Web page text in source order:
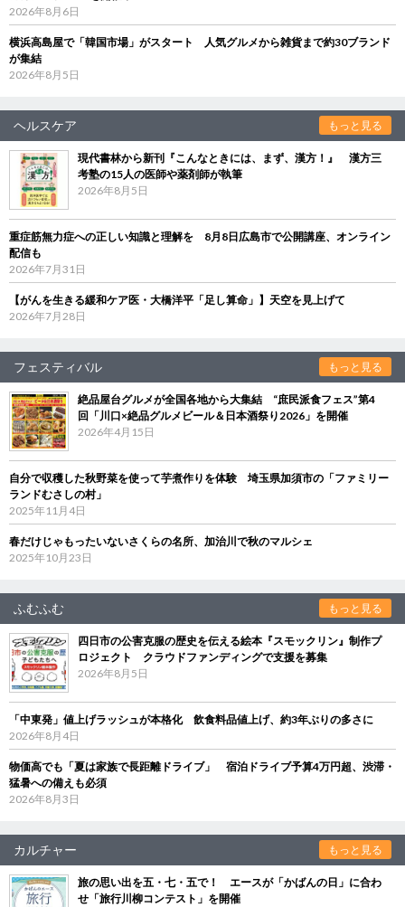
2026年8月6日
横浜高島屋で「韓国市場」がスタート 人気グルメから雑貨まで約30ブランド
が集結
2026年8月5日
ヘルスケア もっと見る
現代書林から新刊『こんなときには、まず、漢方！』 漢方三
考塾の15人の医師や薬剤師が執筆
2026年8月5日
重症筋無力症への正しい知識と理解を 8月8日広島市で公開講座、オンライン
配信も
2026年7月31日
【がんを生きる緩和ケア医・大橋洋平「足し算命」】天空を見上げて
2026年7月28日
フェスティバル もっと見る
絶品屋台グルメが全国各地から大集結 “庶民派食フェス”第4
回「川口×絶品グルメビール＆日本酒祭り2026」を開催
2026年4月15日
自分で収穫した秋野菜を使って芋煮作りを体験 埼玉県加須市の「ファミリー
ランドむさしの村」
2025年11月4日
春だけじゃもったいないさくらの名所、加治川で秋のマルシェ
2025年10月23日
ふむふむ もっと見る
四日市の公害克服の歴史を伝える絵本『スモックリン』制作プ
ロジェクト クラウドファンディングで支援を募集
2026年8月5日
「中東発」値上げラッシュが本格化 飲食料品値上げ、約3年ぶりの多さに
2026年8月4日
物価高でも「夏は家族で長距離ドライブ」 宿泊ドライブ予算4万円超、渋滞・
猛暑への備えも必須
2026年8月3日
カルチャー もっと見る
旅の思い出を五・七・五で！ エースが「かばんの日」に合わ
せ「旅行川柳コンテスト」を開催